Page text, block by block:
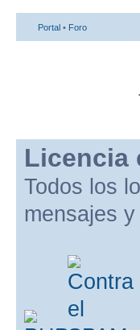
Portal • Foro
Licencia
Todos los
mensajes